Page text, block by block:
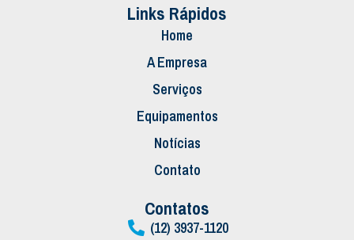
Links Rápidos
Home
A Empresa
Serviços
Equipamentos
Notícias
Contato
Contatos
(12) 3937-1120